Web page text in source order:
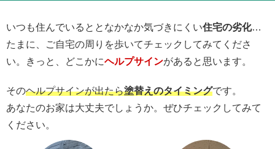
いつも住んでいるととなかなか気づきにくい住宅の劣化…
たまに、ご自宅の周りを歩いてチェックしてみてくださ
い。きっと、どこかにヘルプサインがあると思います。
そのヘルプサインが出たら塗替えのタイミングです。
あなたのお家は大丈夫でしょうか。ぜひチェックしてみて
ください。